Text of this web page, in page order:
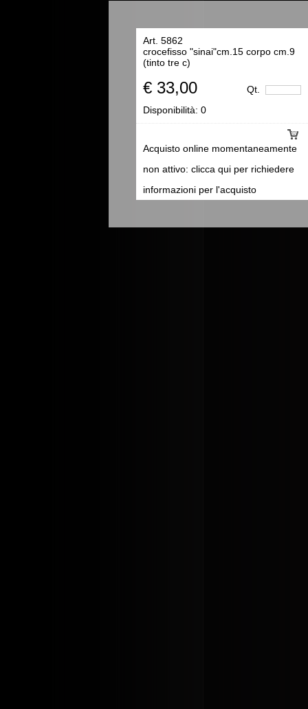
Art. 5862
crocefisso "sinai"cm.15 corpo cm.9
(tinto tre c)
€ 33,00 Qt.
Acquisto online momentaneamente
non attivo: clicca qui per richiedere
informazioni per l'acquisto
Disponibilità: 0